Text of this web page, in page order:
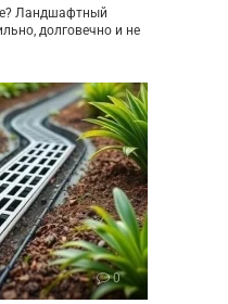
Ландшафтный
долговечно и не
0